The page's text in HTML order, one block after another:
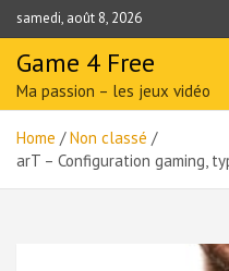
Skip
to
content
samedi, août 8, 2026
Game 4 Free
Ma passion – les jeux vidéo
Home
Non classé
arT – Configuration gaming,